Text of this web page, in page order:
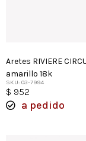
Aretes RIVIERE
amarillo 18k
SKU: 03-7994
$ 952
a pedido